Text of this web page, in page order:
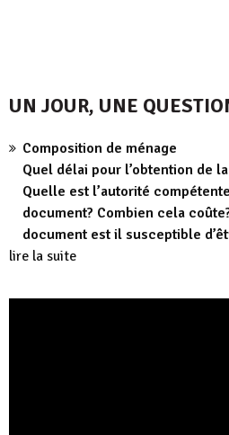
UN JOUR, UNE
Composition de ménage
Quel délai pour l’obtention de
Quelle est l’autorité
document? Combien cela
document est il susceptible
lire la suite